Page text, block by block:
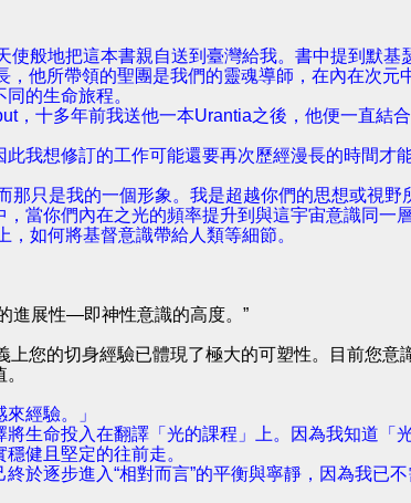
般地把這本書親自送到臺灣給我。書中提到默
他所帶領的聖團是我們的靈魂導師，在內在次元
的生命旅程。
，十多年前我送他一本Urantia之後，他便一直結
我想修訂的工作可能還要再次歷經漫長的時間才能
只是我的一個形象。我是超越你們的思想或視
當你們內在之光的頻率提升到與這宇宙意識同一
如何將基督意識帶給人類等細節。
進展性—即神性意識的高度。”
您的切身經驗已體現了極大的可塑性。目前您意
經驗。」
生命投入在翻譯「光的課程」上。因為我知道「
健且堅定的往前走。
於逐步進入“相對而言”的平衡與寧靜，因為我已